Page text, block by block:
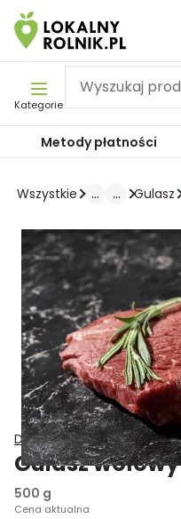
Pomiń nawigację
Kategorie
Metody płatności
Wszystkie ... ... Gulasz
Delikatesy Smakosza
Gulasz wołowy
500 g
Cena aktualna